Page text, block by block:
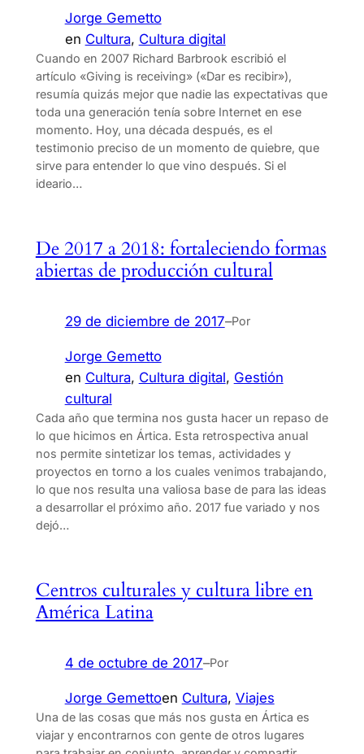
Jorge Gemetto
en Cultura, Cultura digital
Cuando en 2007 Richard Barbrook escribió el
artículo «Giving is receiving» («Dar es recibir»),
resumía quizás mejor que nadie las expectativas que
toda una generación tenía sobre Internet en ese
momento. Hoy, una década después, es el
testimonio preciso de un momento de quiebre, que
sirve para entender lo que vino después. Si el
ideario…
De 2017 a 2018: fortaleciendo formas
abiertas de producción cultural
29 de diciembre de 2017–Por
Jorge Gemetto
en Cultura, Cultura digital, Gestión
cultural
Cada año que termina nos gusta hacer un repaso de
lo que hicimos en Ártica. Esta retrospectiva anual
nos permite sintetizar los temas, actividades y
proyectos en torno a los cuales venimos trabajando,
lo que nos resulta una valiosa base de para las ideas
a desarrollar el próximo año. 2017 fue variado y nos
dejó…
Centros culturales y cultura libre en
América Latina
4 de octubre de 2017–Por
Jorge Gemettoen Cultura, Viajes
Una de las cosas que más nos gusta en Ártica es
viajar y encontrarnos con gente de otros lugares